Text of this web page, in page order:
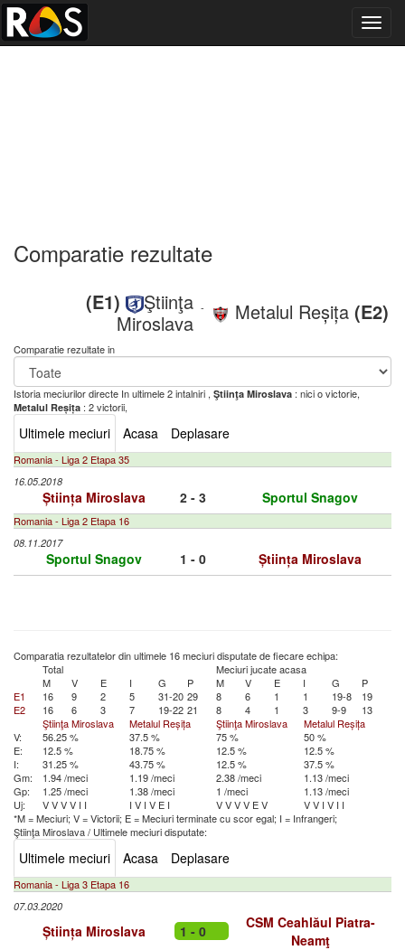
Comparatie rezultate
(E1)
Ştiinţa
Miroslava
- Metalul Reșița (E2)
Comparatie rezultate in
Istoria meciurilor directe In ultimele 2 intalniri , Ştiinţa Miroslava : nici o victorie,
Metalul Reșița : 2 victorii,
Ultimele meciuri Acasa Deplasare
Romania - Liga 2 Etapa 35
16.05.2018
Știința Miroslava 2 - 3 Sportul Snagov
Romania - Liga 2 Etapa 16
08.11.2017
Sportul Snagov 1 - 0 Știința Miroslava
Comparatia rezultatelor din ultimele 16 meciuri disputate de fiecare echipa:
Total
Meciuri jucate acasa
M
V E I G P M V E I G
P
E1
16 9 2 5 31-20 29 8 6 1 1 19-8
19
E2
16 6 3 7 19-22 21 8 4 1 3 9-9
13
Ştiinţa Miroslava
Metalul Reșița Ştiinţa Miroslava
Metalul Reșița
V:
56.25 % 37.5 % 75 %
50 %
E:
12.5 % 18.75 % 12.5 %
12.5 %
I:
31.25 % 43.75 % 12.5 %
37.5 %
Gm:
1.94 /meci 1.19 /meci 2.38 /meci
1.13 /meci
Gp:
1.25 /meci 1.38 /meci 1 /meci
1.13 /meci
Uj:
VVVV I I I V I V E I VVVV EV VV I V I I
*M = Meciuri; V = Victorii; E = Meciuri terminate cu scor egal; I = Infrangeri;
Ştiinţa Miroslava/ Ultimele meciuri disputate:
Ultimele meciuri Acasa Deplasare
Romania - Liga 3 Etapa 16
07.03.2020
Știința Miroslava 1 - 0
CSM Ceahlăul Piatra-
Neamţ